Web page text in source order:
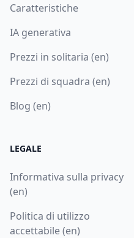
Caratteristiche
IA generativa
Prezzi in solitaria (en)
Prezzi di squadra (en)
Blog (en)
LEGALE
Informativa sulla privacy
(en)
Politica di utilizzo
accettabile (en)